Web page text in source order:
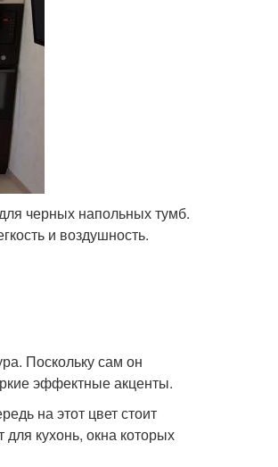
черных напольных тумб.
и воздушность.
Поскольку сам он
эффектные акценты.
на этот цвет стоит
кухонь, окна которых